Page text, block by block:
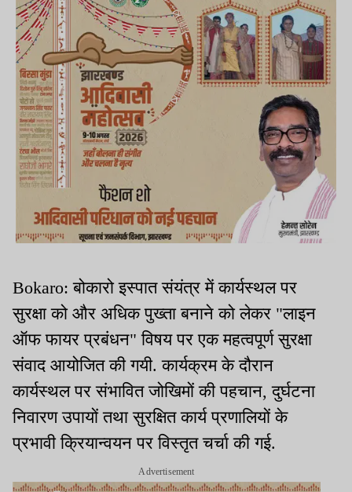
Bokaro: बोकारो इस्पात संयंत्र में कार्यस्थल पर
सुरक्षा को और अधिक पुख्ता बनाने को लेकर "लाइन
ऑफ फायर प्रबंधन" विषय पर एक महत्वपूर्ण सुरक्षा
संवाद आयोजित की गयी. कार्यक्रम के दौरान
कार्यस्थल पर संभावित जोखिमों की पहचान, दुर्घटना
निवारण उपायों तथा सुरक्षित कार्य प्रणालियों के
प्रभावी क्रियान्वयन पर विस्तृत चर्चा की गई.
Advertisement